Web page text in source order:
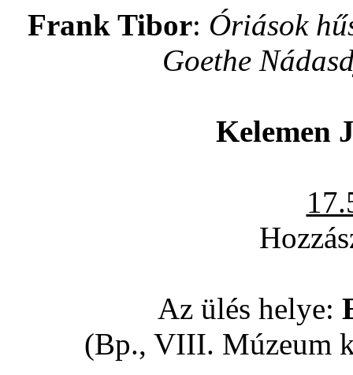
Frank Tibor: Óriások
Goethe
Kelemen
Az ülés helye:
(Bp., VIII. Múzeum